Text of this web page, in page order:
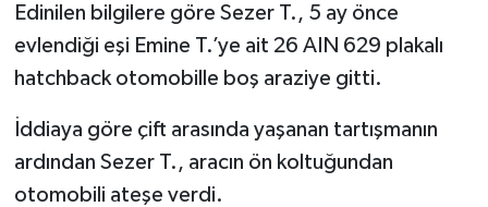
Edinilen bilgilere göre Sezer T., 5 ay önce
evlendiği eşi Emine T.’ye ait 26 AIN 629 plakalı
hatchback otomobille boş araziye gitti.
İddiaya göre çift arasında yaşanan tartışmanın
ardından Sezer T., aracın ön koltuğundan
otomobili ateşe verdi.